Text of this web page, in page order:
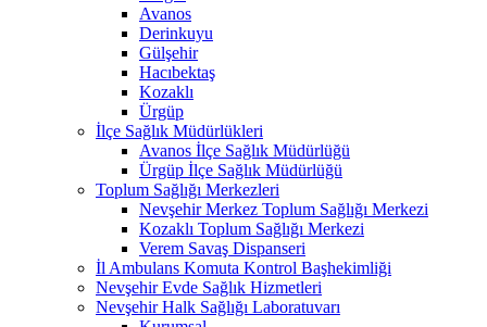
Avanos
Derinkuyu
Gülşehir
Hacıbektaş
Kozaklı
Ürgüp
İlçe Sağlık Müdürlükleri
Avanos İlçe Sağlık Müdürlüğü
Ürgüp İlçe Sağlık Müdürlüğü
Toplum Sağlığı Merkezleri
Nevşehir Merkez Toplum Sağlığı Merkezi
Kozaklı Toplum Sağlığı Merkezi
Verem Savaş Dispanseri
İl Ambulans Komuta Kontrol Başhekimliği
Nevşehir Evde Sağlık Hizmetleri
Nevşehir Halk Sağlığı Laboratuvarı